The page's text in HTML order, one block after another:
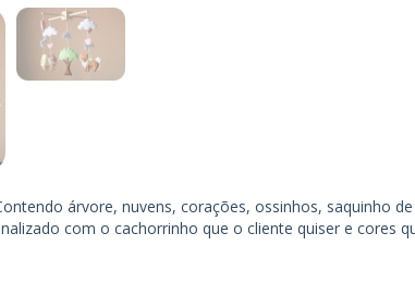
árvore, nuvens, corações, ossinhos, saquinho
com o cachorrinho que o cliente quiser e cores